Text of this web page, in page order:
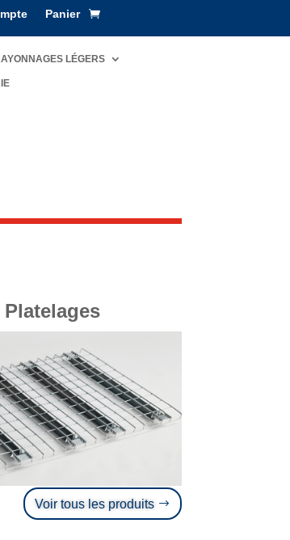
Panier
LÉGERS
Platelages
Voir tous les produits